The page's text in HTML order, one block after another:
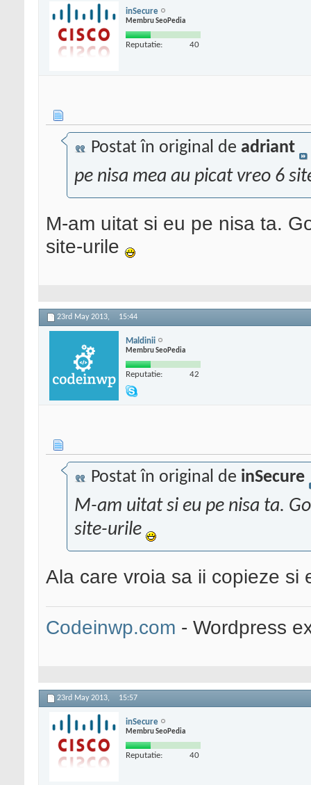
inSecure
Membru SeoPedia
Reputatie: 40
Postat în original de adriant
pe nisa mea au picat vreo 6
M-am uitat si eu pe nisa ta.
site-urile
23rd May 2013, 15:44
Maldinii
Membru SeoPedia
Reputatie: 42
Postat în original de inSecure
M-am uitat si eu pe nisa ta.
site-urile
Ala care vroia sa ii copieze si
Codeinwp.com - Wordpress
23rd May 2013, 15:57
inSecure
Membru SeoPedia
Reputatie: 40